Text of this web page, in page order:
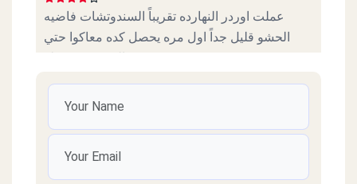
عملت اوردر النهارده تقريباً السندوتشات فاضيه
الحشو قليل جداً اول مره يحصل كده معاكوا حتي
العيش مش حلو
عمرو عادل فريد